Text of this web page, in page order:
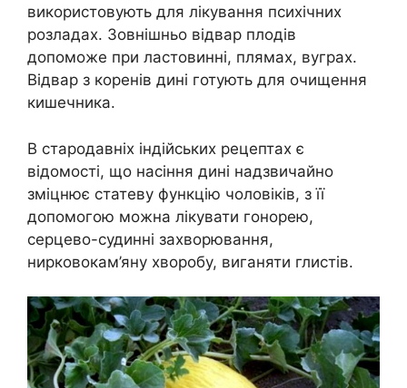
використовують для лікування психічних
розладах. Зовнішньо відвар плодів
допоможе при ластовинні, плямах, вуграх.
Відвар з коренів дині готують для очищення
кишечника.
В стародавніх індійських рецептах є
відомості, що насіння дині надзвичайно
зміцнює статеву функцію чоловіків, з її
допомогою можна лікувати гонорею,
серцево-судинні захворювання,
нирковокам’яну хворобу, виганяти глистів.